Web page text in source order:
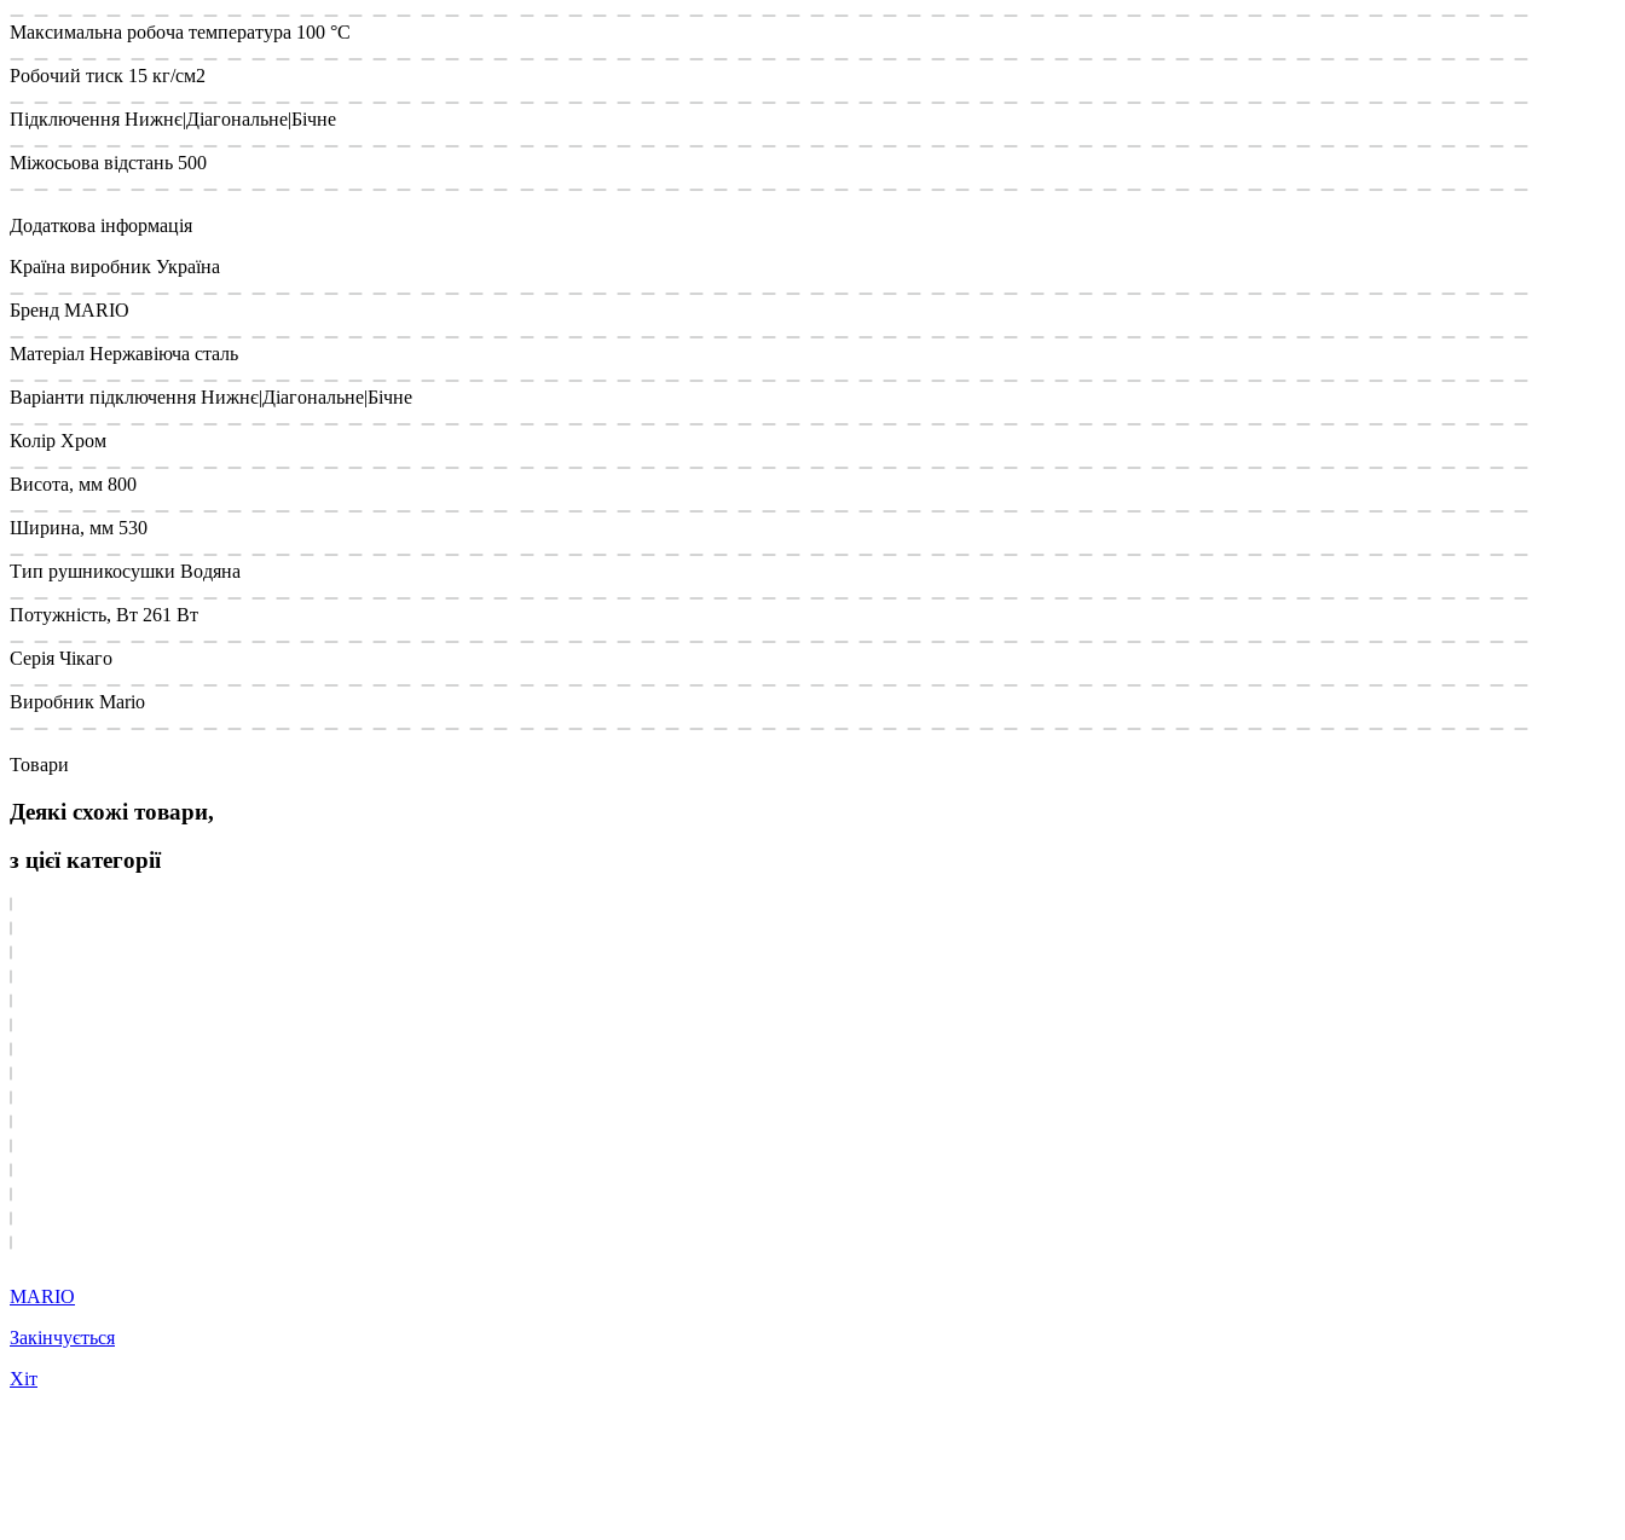
Максимальна робоча температура 100 °С
Робочий тиск 15 кг/см2
Підключення Нижнє|Діагональне|Бічне
Міжосьова відстань 500
Додаткова інформація
Країна виробник Україна
Бренд MARIO
Матеріал Нержавіюча сталь
Варіанти підключення Нижнє|Діагональне|Бічне
Колір Хром
Висота, мм 800
Ширина, мм 530
Тип рушникосушки Водяна
Потужність, Вт 261 Вт
Cерія Чікаго
Виробник Mario
Товари
Деякі схожі товари,
з цієї категорії
MARIO
Закінчується
Хіт